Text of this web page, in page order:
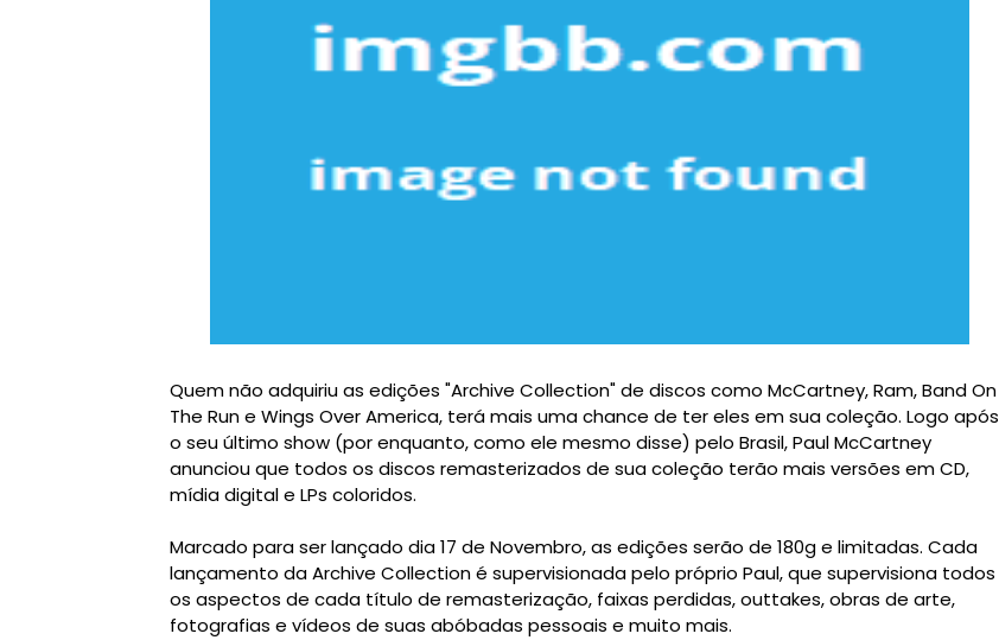
Quem não adquiriu as edições "Archive Collection" de discos como McCartney, Ram, Band On
The Run e Wings Over America, terá mais uma chance de ter eles em sua coleção. Logo após
o seu último show (por enquanto, como ele mesmo disse) pelo Brasil, Paul McCartney
anunciou que todos os discos remasterizados de sua coleção terão mais versões em CD,
mídia digital e LPs coloridos.
Marcado para ser lançado dia 17 de Novembro, as edições serão de 180g e limitadas. Cada
lançamento da Archive Collection é supervisionada pelo próprio Paul, que supervisiona todos
os aspectos de cada título de remasterização, faixas perdidas, outtakes, obras de arte,
fotografias e vídeos de suas abóbadas pessoais e muito mais.